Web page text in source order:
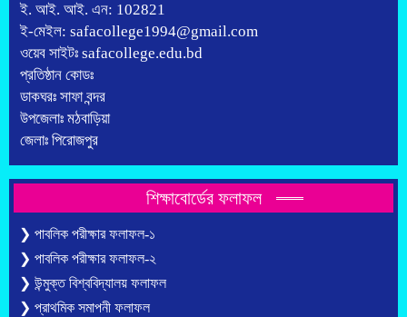
ই. আই. আই. এন: 102821
ই-মেইল: safacollege1994@gmail.com
ওয়েব সাইটঃ safacollege.edu.bd
প্রতিষ্ঠান কোডঃ
ডাকঘরঃ সাফা বন্দর
উপজেলাঃ মঠবাড়িয়া
জেলাঃ পিরোজপুর
শিক্ষাবোর্ডের ফলাফল
❯ পাবলিক পরীক্ষার ফলাফল-১
❯ পাবলিক পরীক্ষার ফলাফল-২
❯ উন্মুক্ত বিশ্ববিদ্যালয় ফলাফল
❯ প্রাথমিক সমাপনী ফলাফল